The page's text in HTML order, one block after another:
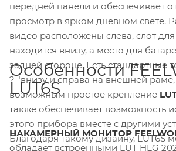
передней панели и обеспечивает
просмотр в ярком дневном свете.
видео расположены слева, слот
находится внизу, а место для
задней стороне. Есть стандартные
? "внизу и справа на внешней раме,
возможным простое крепление
также обеспечивает возможность
этого прибора вместе с другими
Благодаря такому дизайну, LUT6S
Особенности
LUT6S
НАКАМЕРНЫЙ МОНИТОР
обладает встроенными LUT HLG